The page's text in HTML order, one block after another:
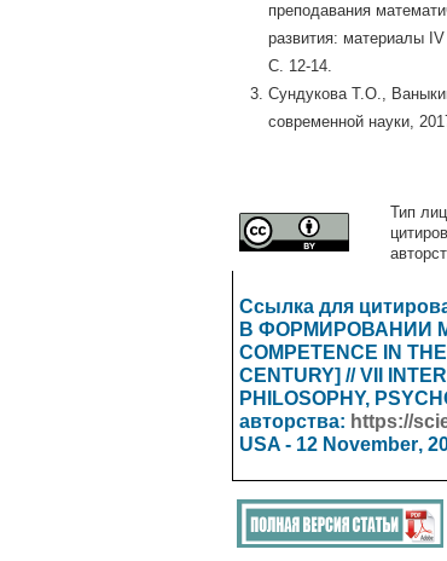
преподавания
развития: материалы
С. 12-14.
Сундукова Т.О.,
современной науки,
Тип
Ссылка для
В ФОРМИРОВАНИИ
COMPETENCE IN
CENTURY] // VII
PHILOSOPHY,
авторства: https://
USA - 12 November,